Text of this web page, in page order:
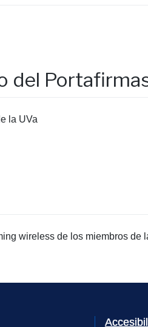
del
la UVa
wireless de los miembros de